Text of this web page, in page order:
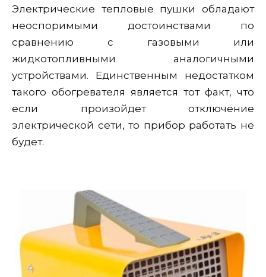
Электрические тепловые пушки обладают
неоспоримыми достоинствами по
сравнению с газовыми или
жидкотопливными аналогичными
устройствами. Единственным недостатком
такого обогревателя является тот факт, что
если произойдет отключение
электрической сети, то прибор работать не
будет.